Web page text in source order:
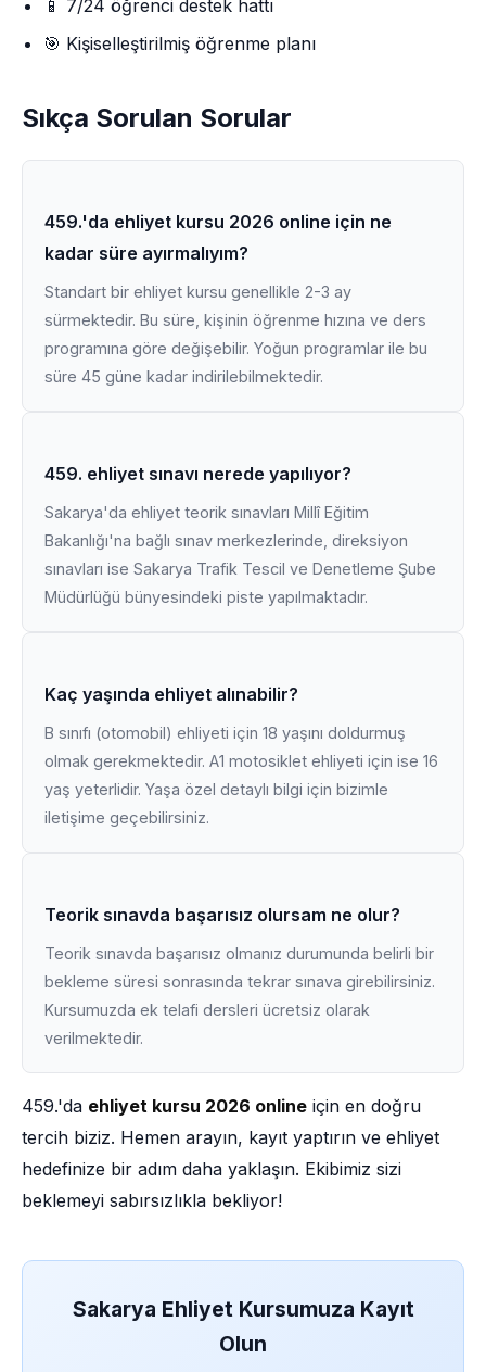
📱 7/24 öğrenci destek hattı
🎯 Kişiselleştirilmiş öğrenme planı
Sıkça Sorulan Sorular
459.'da ehliyet kursu 2026 online için ne
kadar süre ayırmalıyım?
Standart bir ehliyet kursu genellikle 2-3 ay
sürmektedir. Bu süre, kişinin öğrenme hızına ve ders
programına göre değişebilir. Yoğun programlar ile bu
süre 45 güne kadar indirilebilmektedir.
459. ehliyet sınavı nerede yapılıyor?
Sakarya'da ehliyet teorik sınavları Millî Eğitim
Bakanlığı'na bağlı sınav merkezlerinde, direksiyon
sınavları ise Sakarya Trafik Tescil ve Denetleme Şube
Müdürlüğü bünyesindeki piste yapılmaktadır.
Kaç yaşında ehliyet alınabilir?
B sınıfı (otomobil) ehliyeti için 18 yaşını doldurmuş
olmak gerekmektedir. A1 motosiklet ehliyeti için ise 16
yaş yeterlidir. Yaşa özel detaylı bilgi için bizimle
iletişime geçebilirsiniz.
Teorik sınavda başarısız olursam ne olur?
Teorik sınavda başarısız olmanız durumunda belirli bir
bekleme süresi sonrasında tekrar sınava girebilirsiniz.
Kursumuzda ek telafi dersleri ücretsiz olarak
verilmektedir.
459.'da ehliyet kursu 2026 online için en doğru
tercih biziz. Hemen arayın, kayıt yaptırın ve ehliyet
hedefinize bir adım daha yaklaşın. Ekibimiz sizi
beklemeyi sabırsızlıkla bekliyor!
Sakarya Ehliyet Kursumuza Kayıt
Olun